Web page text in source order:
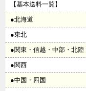
【基本送料一覧】
●北海道
●東北
●関東・信越・中部・北陸
●関西
●中国・四国